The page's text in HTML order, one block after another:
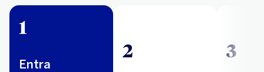
1
Entra
2 3